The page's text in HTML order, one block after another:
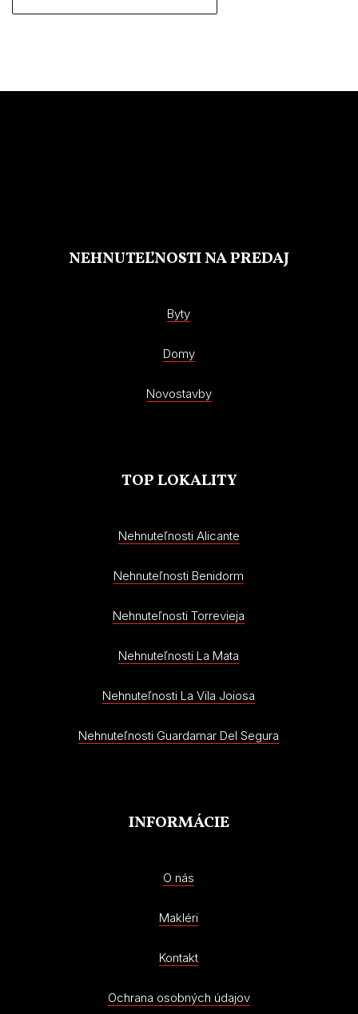
NEHNUTEĽNOSTI NA PREDAJ
Byty
Domy
Novostavby
TOP LOKALITY
Nehnuteľnosti Alicante
Nehnuteľnosti Benidorm
Nehnuteľnosti Torrevieja
Nehnuteľnosti La Mata
Nehnuteľnosti La Vila Joiosa
Nehnuteľnosti Guardamar Del Segura
INFORMÁCIE
O nás
Makléri
Kontakt
Ochrana osobných údajov